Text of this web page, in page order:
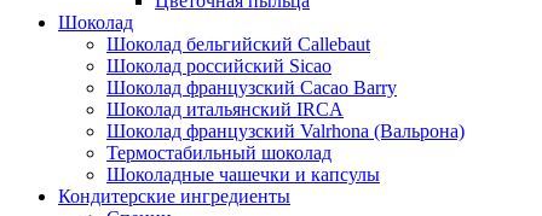
Шоколад
Шоколад бельгийский Callebaut
Шоколад российский Sicao
Шоколад французский Cacao Barry
Шоколад итальянский IRCA
Шоколад французский Valrhona (Вальрона)
Термостабильный шоколад
Шоколадные чашечки и капсулы
Кондитерские ингредиенты